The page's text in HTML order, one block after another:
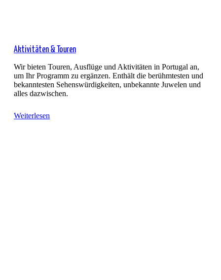
Aktivitäten & Touren
Wir bieten Touren, Ausflüge und Aktivitäten in Portugal an,
um Ihr Programm zu ergänzen. Enthält die berühmtesten und
bekanntesten Sehenswürdigkeiten, unbekannte Juwelen und
alles dazwischen.
Weiterlesen